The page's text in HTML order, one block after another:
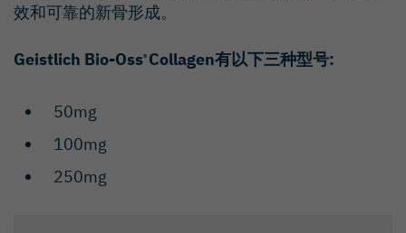
效和可靠的新骨形成。
Geistlich Bio-Oss® Collagen有以下三种型号:
50mg
100mg
250mg